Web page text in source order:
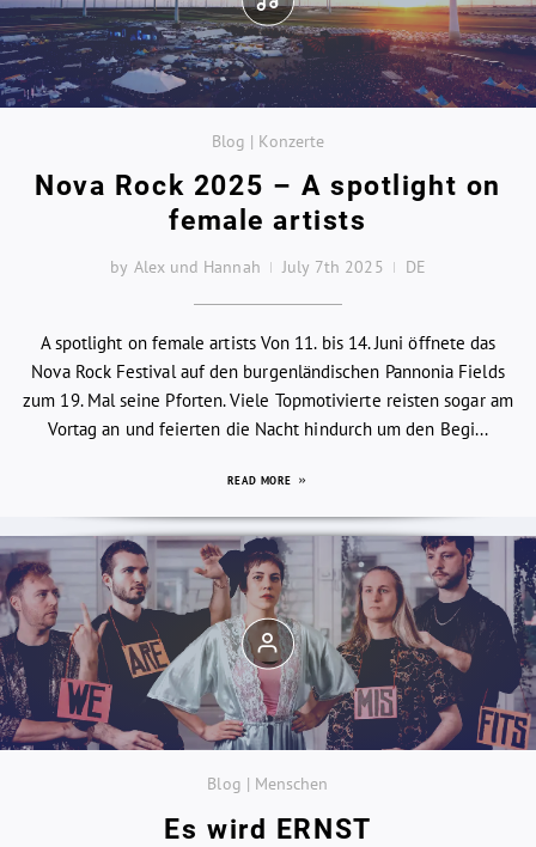
Blog | Konzerte
Nova Rock 2025 – A spotlight on
female artists
by Alex und Hannah July 7th 2025 DE
A spotlight on female artists Von 11. bis 14. Juni öffnete das
Nova Rock Festival auf den burgenländischen Pannonia Fields
zum 19. Mal seine Pforten. Viele Topmotivierte reisten sogar am
Vortag an und feierten die Nacht hindurch um den Begi...
READ MORE
Blog | Menschen
Es wird ERNST